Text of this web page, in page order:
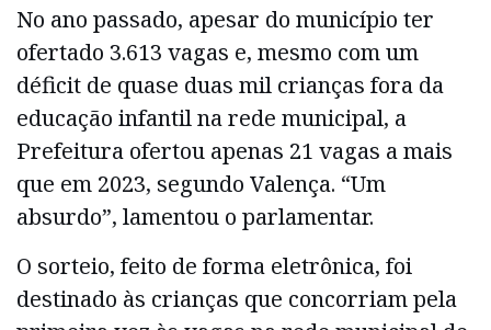
No ano passado, apesar do município ter
ofertado 3.613 vagas e, mesmo com um
déficit de quase duas mil crianças fora da
educação infantil na rede municipal, a
Prefeitura ofertou apenas 21 vagas a mais
que em 2023, segundo Valença. “Um
absurdo”, lamentou o parlamentar.
O sorteio, feito de forma eletrônica, foi
destinado às crianças que concorriam pela